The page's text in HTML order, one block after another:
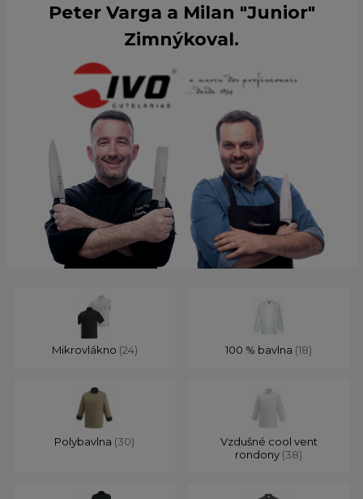
Peter Varga a Milan "Junior"
Zimnýkoval.
Mikrovlákno (24) 100 % bavlna (18)
Polybavlna (30)
Vzdušné cool vent
rondony (38)